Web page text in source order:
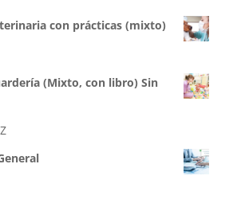
con prácticas (mixto)
(Mixto, con libro) Sin